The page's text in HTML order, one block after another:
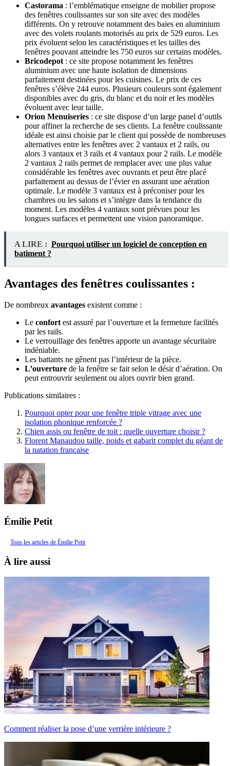
Castorama : l’emblématique enseigne de mobilier propose
des fenêtres coulissantes sur son site avec des modèles
différents. On y retrouve notamment des baies en aluminium
avec des volets roulants motorisés au prix de 529 euros. Les
prix évoluent selon les caractéristiques et les tailles des
fenêtres pouvant atteindre les 750 euros sur certains modèles.
Bricodepot : ce site propose notamment les fenêtres
aluminium avec une haute isolation de dimensions
parfaitement destinées pour les cuisines. Le prix de ces
fenêtres s’élève 244 euros. Plusieurs couleurs sont également
disponibles avec du gris, du blanc et du noir et les modèles
évoluent avec leur taille.
Orion Menuiseries : ce site dispose d’un large panel d’outils
pour affiner la recherche de ses clients. La fenêtre coulissante
idéale est ainsi choisie par le client qui possède de nombreuses
alternatives entre les fenêtres avec 2 vantaux et 2 rails, ou
alors 3 vantaux et 3 rails et 4 vantaux pour 2 rails. Le modèle
2 vantaux 2 rails permet de remplacer avec une plus value
considérable les fenêtres avec ouvrants et peut être placé
parfaitement au dessus de l’évier en assurant une aération
optimale. Le modèle 3 vantaux est à préconiser pour les
chambres ou les salons et s’intègre dans la tendance du
moment. Les modèles 4 vantaux sont prévues pour les
longues surfaces et permettent une vision panoramique.
A LIRE : Pourquoi utiliser un logiciel de conception en
batiment ?
Avantages des fenêtres coulissantes :
De nombreux avantages existent comme :
Le confortest assuré par l’ouverture et la fermeture facilités
par les rails.
Le verrouillage des fenêtres apporte un avantage sécuritaire
indéniable.
Les battants ne gênent pas l’intérieur de la pièce.
L’ouverture de la fenêtre se fait selon le désir d’aération. On
peut entrouvrir seulement ou alors ouvrir bien grand.
Publications similaires :
Pourquoi opter pour une fenêtre triple vitrage avec une
isolation phonique renforcée ?
Chien assis ou fenêtre de toit : quelle ouverture choisir ?
Florent Manaudou taille, poids et gabarit complet du géant de
la natation française
Émilie Petit
Tous les articles de Émilie Petit
À lire aussi
Comment réaliser la pose d’une verrière intérieure ?